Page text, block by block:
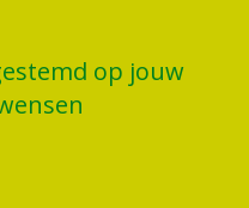
op jouw